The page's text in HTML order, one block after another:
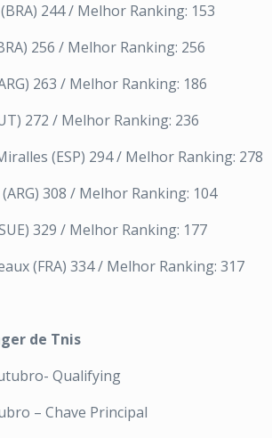
244 / Melhor Ranking: 153
256 / Melhor Ranking: 256
263 / Melhor Ranking: 186
272 / Melhor Ranking: 236
(ESP) 294 / Melhor Ranking: 278
308 / Melhor Ranking: 104
329 / Melhor Ranking: 177
(FRA) 334 / Melhor Ranking: 317
de Tnis
Qualifying
– Chave Principal